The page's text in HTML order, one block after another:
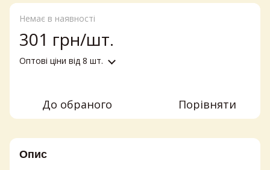
Немає в наявності
301 грн/шт.
Оптові ціни від 8 шт.
До обраного Порівняти
Опис